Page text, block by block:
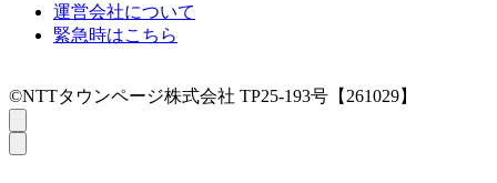
運営会社について
緊急時はこちら
©NTTタウンページ株式会社 TP25-193号【261029】